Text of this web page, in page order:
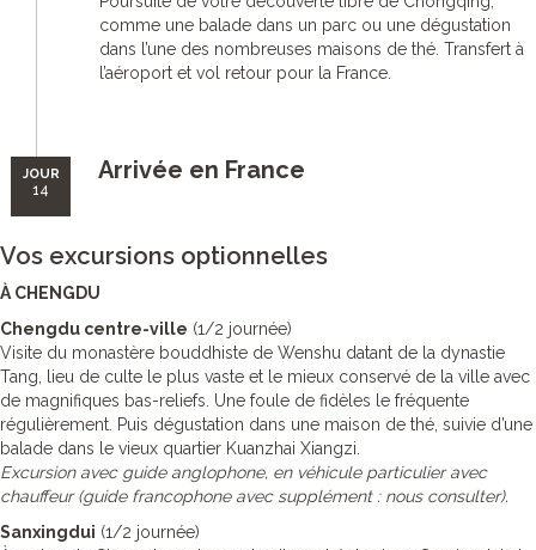
comme une balade dans un parc ou une dégustation
dans l’une des nombreuses maisons de thé. Transfert à
l’aéroport et vol retour pour la France.
JOUR
14
Arrivée en France
Vos excursions optionnelles
À CHENGDU
Chengdu centre-ville (1/2 journée)
Visite du monastère bouddhiste de Wenshu datant de la dynastie
Tang, lieu de culte le plus vaste et le mieux conservé de la ville avec
de magnifiques bas-reliefs. Une foule de fidèles le fréquente
régulièrement. Puis dégustation dans une maison de thé, suivie d’une
balade dans le vieux quartier Kuanzhai Xiangzi.
Excursion avec guide anglophone, en véhicule particulier avec
chauffeur (guide francophone avec supplément : nous consulter).
Sanxingdui (1/2 journée)